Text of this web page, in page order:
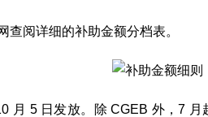
查阅详细的补助金额分档表。
月 5 日发放。除 CGEB 外，7